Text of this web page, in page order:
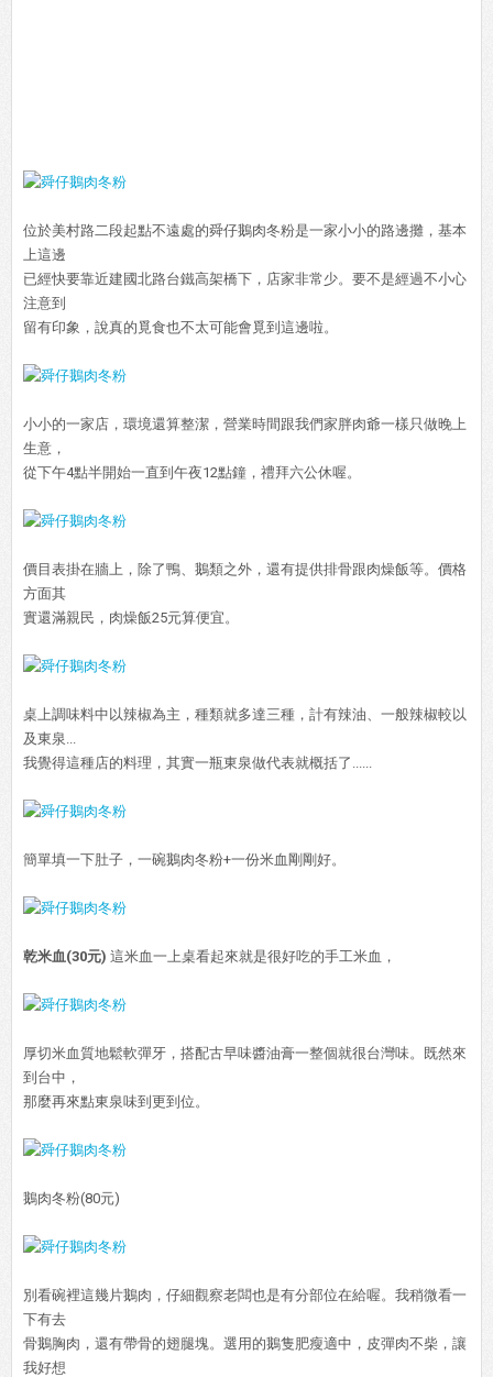
位於美村路二段起點不遠處的舜仔鵝肉冬粉是一家小小的路邊攤，基本
上這邊
已經快要靠近建國北路台鐵高架橋下，店家非常少。要不是經過不小心
注意到
留有印象，說真的覓食也不太可能會覓到這邊啦。
小小的一家店，環境還算整潔，營業時間跟我們家胖肉爺一樣只做晚上
生意，
從下午4點半開始一直到午夜12點鐘，禮拜六公休喔。
價目表掛在牆上，除了鴨、鵝類之外，還有提供排骨跟肉燥飯等。價格
方面其
實還滿親民，肉燥飯25元算便宜。
桌上調味料中以辣椒為主，種類就多達三種，計有辣油、一般辣椒較以
及東泉...
我覺得這種店的料理，其實一瓶東泉做代表就概括了......
簡單填一下肚子，一碗鵝肉冬粉+一份米血剛剛好。
乾米血(30元) 這米血一上桌看起來就是很好吃的手工米血，
厚切米血質地鬆軟彈牙，搭配古早味醬油膏一整個就很台灣味。既然來
到台中，
那麼再來點東泉味到更到位。
鵝肉冬粉(80元)
別看碗裡這幾片鵝肉，仔細觀察老闆也是有分部位在給喔。我稍微看一
下有去
骨鵝胸肉，還有帶骨的翅腿塊。選用的鵝隻肥瘦適中，皮彈肉不柴，讓
我好想